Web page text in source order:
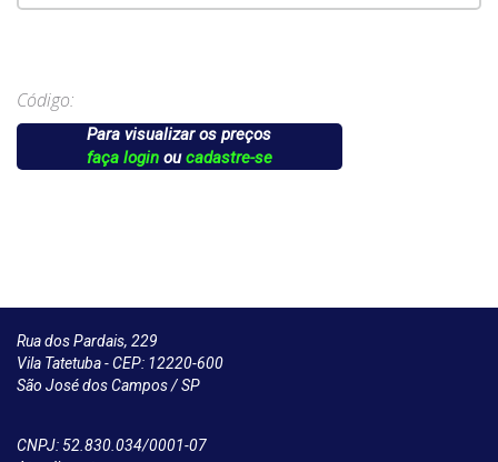
Código:
Para visualizar os preços
faça loginoucadastre-se
Rua dos Pardais, 229
Vila Tatetuba - CEP: 12220-600
São José dos Campos / SP
CNPJ: 52.830.034/0001-07